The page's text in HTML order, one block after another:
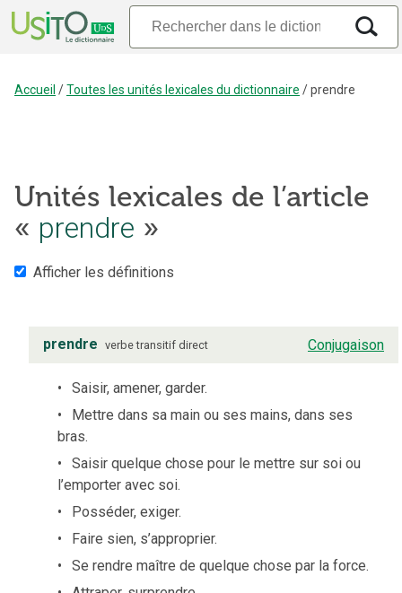
Accueil /Toutes les unités lexicales du dictionnaire /prendre
Unités lexicales de l’article
« prendre »
Afficher les définitions
prendre verbe transitif direct Conjugaison
Saisir, amener, garder.
Mettre dans sa main ou ses mains, dans ses
bras.
Saisir quelque chose pour le mettre sur soi ou
l’emporter avec soi.
Posséder, exiger.
Faire sien, s’approprier.
Se rendre maître de quelque chose par la force.